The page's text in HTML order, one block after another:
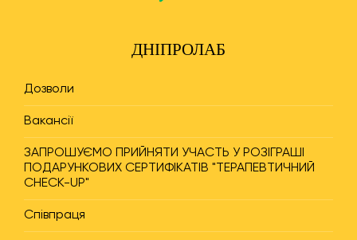
ДНІПРОЛАБ
Дозволи
Вакансії
ЗАПРОШУЄМО ПРИЙНЯТИ УЧАСТЬ У РОЗІГРАШІ
ПОДАРУНКОВИХ СЕРТИФІКАТІВ "ТЕРАПЕВТИЧНИЙ
CHECK-UP"
Співпраця